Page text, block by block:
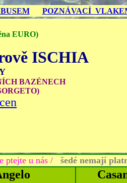
POZNÁVACÍ
EURO)
ISCHIA
BAZÉNECH
ptejte u nás / šedé nemají